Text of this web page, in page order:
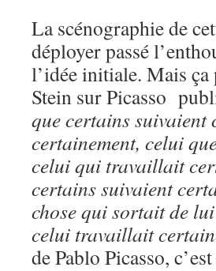
La scénographie de
déployer passé
l’idée initiale. Mais ça
Stein sur Picasso
que certains suivaient
certainement, celui
celui qui travaillait
certains suivaient
chose qui sortait de
celui travaillait
de Pablo Picasso,